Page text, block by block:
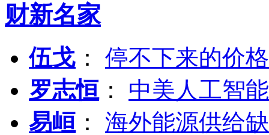
财新名家
伍戈 ： 停不下来的价
罗志恒 ： 中美人工智
易峘 ： 海外能源供给